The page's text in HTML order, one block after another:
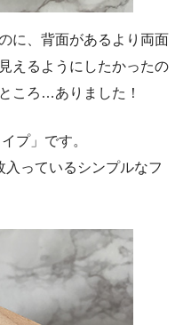
に、背面があるより両面
えるようにしたかったの
ころ…ありました！
プ」です。
っているシンプルなフ